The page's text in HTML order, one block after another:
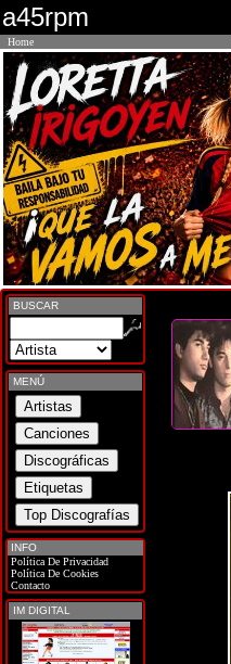
a45rpm
Home
BUSCAR
MENÚ
INFO
Política De Privacidad
Política De Cookies
Contacto
IM DIGITAL